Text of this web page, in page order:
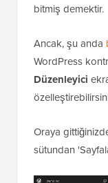
bitmiş demektir.
Ancak, şu anda
WordPress
Düzenleyici
Oraya
sütundan